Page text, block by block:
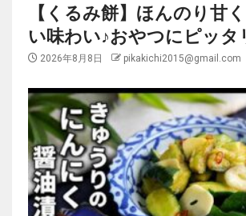
【くるみ餅】ほんのり甘
い味わい♪おやつにピッタ
2026年8月8日 pikakichi2015@gmail.com